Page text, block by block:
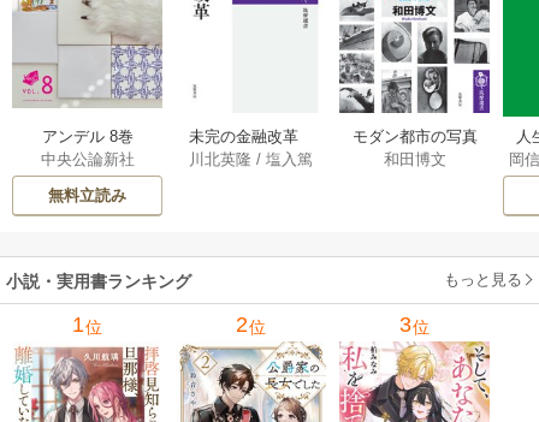
アンデル 8巻
中央公論新社
無料立読み
未完の金融改革
――池尾和人の政
川北英隆 /塩入篤
モダン都市の写真
史 1923－1944
和田博文
人
教
岡
小説・実用書ランキング もっと見る
1位 2位 3位